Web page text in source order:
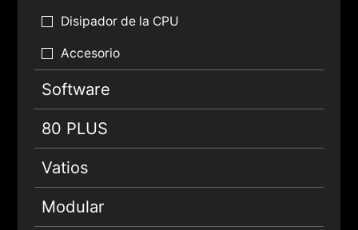
Disipador de la CPU
Accesorio
Software
80 PLUS
Vatios
Modular